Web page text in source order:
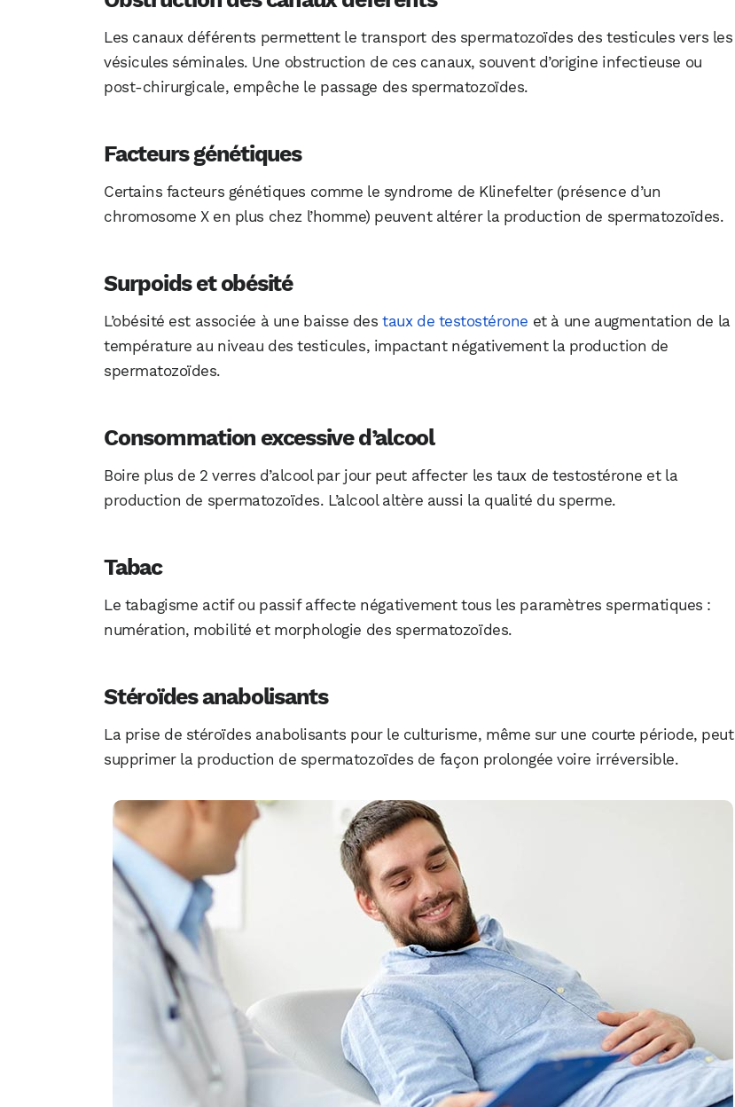
Les canaux déférents permettent le transport des spermatozoïdes des testicules vers les
vésicules séminales. Une obstruction de ces canaux, souvent d’origine infectieuse ou
post-chirurgicale, empêche le passage des spermatozoïdes.
Facteurs génétiques
Certains facteurs génétiques comme le syndrome de Klinefelter (présence d’un
chromosome X en plus chez l’homme) peuvent altérer la production de spermatozoïdes.
Surpoids et obésité
L’obésité est associée à une baisse destaux de testostérone et à une augmentation de la
température au niveau des testicules, impactant négativement la production de
spermatozoïdes.
Consommation excessive d’alcool
Boire plus de 2 verres d’alcool par jour peut affecter les taux de testostérone et la
production de spermatozoïdes. L’alcool altère aussi la qualité du sperme.
Tabac
Le tabagisme actif ou passif affecte négativement tous les paramètres spermatiques :
numération, mobilité et morphologie des spermatozoïdes.
Stéroïdes anabolisants
La prise de stéroïdes anabolisants pour le culturisme, même sur une courte période, peut
supprimer la production de spermatozoïdes de façon prolongée voire irréversible.